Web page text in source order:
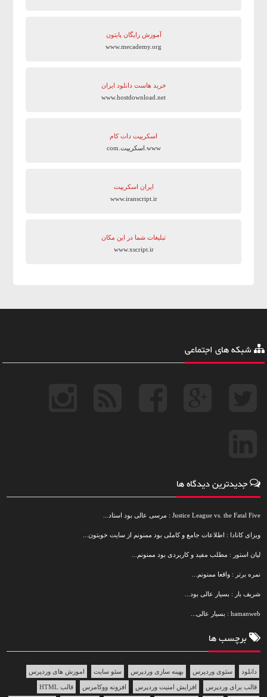
آموزش رایگان پایتون
www.mecademy.org
خرید هاست دانلود ایران
www.hostdownload.net
اسکریپت دات کام
www.اسکریپت.com
ایران اسکریپت
www.iranscript.ir
تبلیغات شما در این مکان
www.xscript.ir
شبکه های اجتماعی
جدیدترین دیدگاه ها
Justice League vs. the Fatal Five : مرسی عالی بود استاد...
ویزای کانادا : اطلاعات جامع و کاملی بود ممنونم از سایت خوبتون...
لیان استور : مطلب مفید و کاربردی بود ممنونم...
نمره برتر : واقعا ممنونم...
شریف بار : بسیار عالی بود...
hamanweb : بسیار عالی...
برچسب ها
دانلود سئوی وردپرس بهینه سازی وردپرس سئو سایت اموزش های وردپرس
قالب برای وردپرس افزایش امنیت وردپرس افزونه ووکامرس قالب HTML